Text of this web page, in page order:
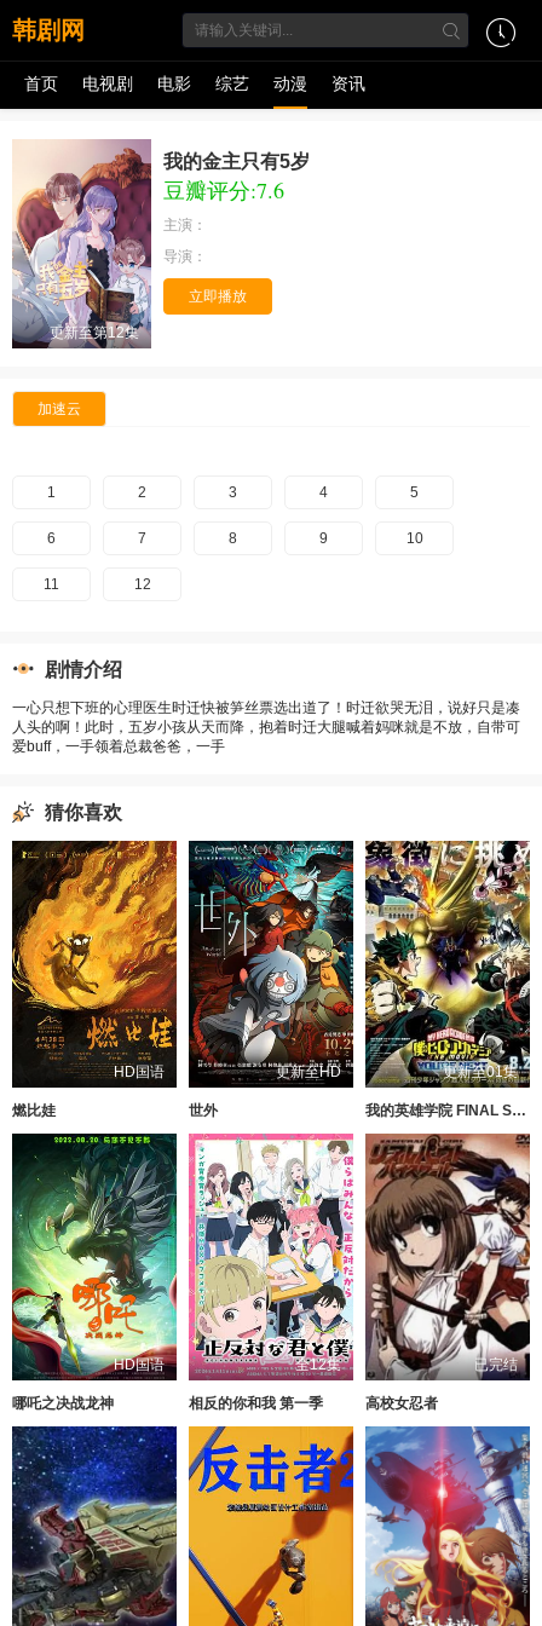
韩剧网
首页 电视剧 电影 综艺 动漫 资讯
更新至第12集
我的金主只有5岁
豆瓣评分:7.6
主演：
导演：
立即播放
加速云
1 2 3 4 5
6 7 8 9 10
11 12
剧情介绍
一心只想下班的心理医生时迁快被笋丝票选出道了！时迁欲哭无泪，说好只是凑
人头的啊！此时，五岁小孩从天而降，抱着时迁大腿喊着妈咪就是不放，自带可
爱buff，一手领着总裁爸爸，一手
猜你喜欢
HD国语
燃比娃
更新至HD
世外
更新至01集
我的英雄学院 FINAL SEASON 特别篇
HD国语
哪吒之决战龙神
全12集
相反的你和我 第一季
已完结
高校女忍者